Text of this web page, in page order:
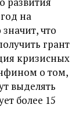
на
что
грант
кризисных
о том,
выделять
более 15